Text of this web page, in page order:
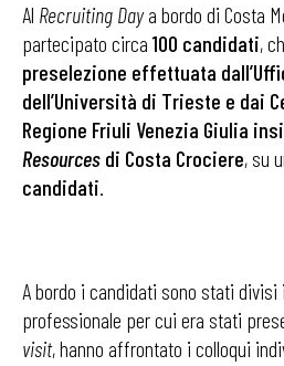
Al Recruiting Daya bordo di Costa
partecipato circa100 candidati,
preselezione effettuata
dell’Università di Trieste e dai
Regione Friuli Venezia Giulia
Resources di Costa Crociere, su
candidati.
A bordo i candidati sono stati
professionale per cui era stati
visit, hanno affrontato i colloqui